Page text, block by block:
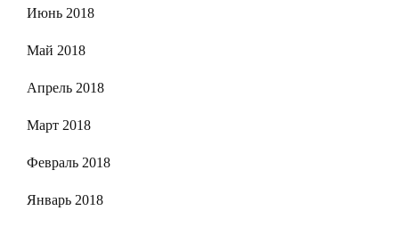
Июнь 2018
Май 2018
Апрель 2018
Март 2018
Февраль 2018
Январь 2018